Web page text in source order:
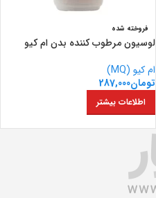
فروخته شده
لوسیون مرطوب کننده بدن ام کیو
ام کیو (MQ)
تومان287,000
اطلاعات بیشتر